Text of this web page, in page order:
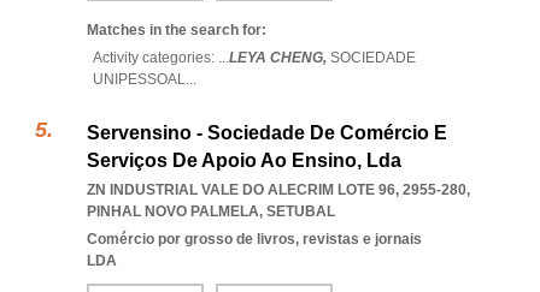
Matches in the search for:
Activity categories: ...LEYA CHENG, SOCIEDADE
UNIPESSOAL...
Servensino - Sociedade De Comércio E
Serviços De Apoio Ao Ensino, Lda
ZN INDUSTRIAL VALE DO ALECRIM LOTE 96, 2955-280,
PINHAL NOVO PALMELA, SETUBAL
Comércio por grosso de livros, revistas e jornais
LDA